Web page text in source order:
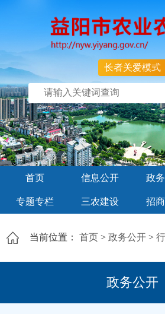
长者关爱模式
首页 信息公开 政
专题专栏 三农建设 招
当前位置： 首页 > 政务公开 >
政务公开